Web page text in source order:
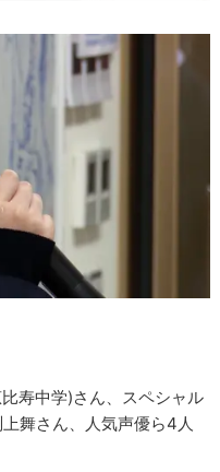
寿中学)さん、スペシャル
舞さん、人気声優ら4人